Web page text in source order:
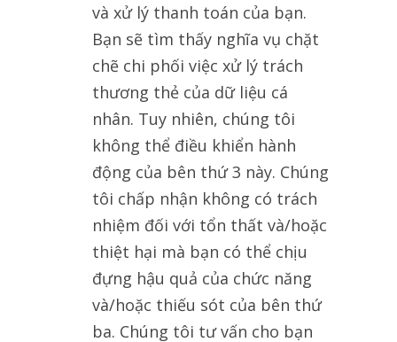
và xử lý thanh toán của bạn.
Bạn sẽ tìm thấy nghĩa vụ chặt
chẽ chi phối việc xử lý trách
thương thẻ của dữ liệu cá
nhân. Tuy nhiên, chúng tôi
không thể điều khiển hành
động của bên thứ 3 này. Chúng
tôi chấp nhận không có trách
nhiệm đối với tổn thất và/hoặc
thiệt hại mà bạn có thể chịu
đựng hậu quả của chức năng
và/hoặc thiếu sót của bên thứ
ba. Chúng tôi tư vấn cho bạn